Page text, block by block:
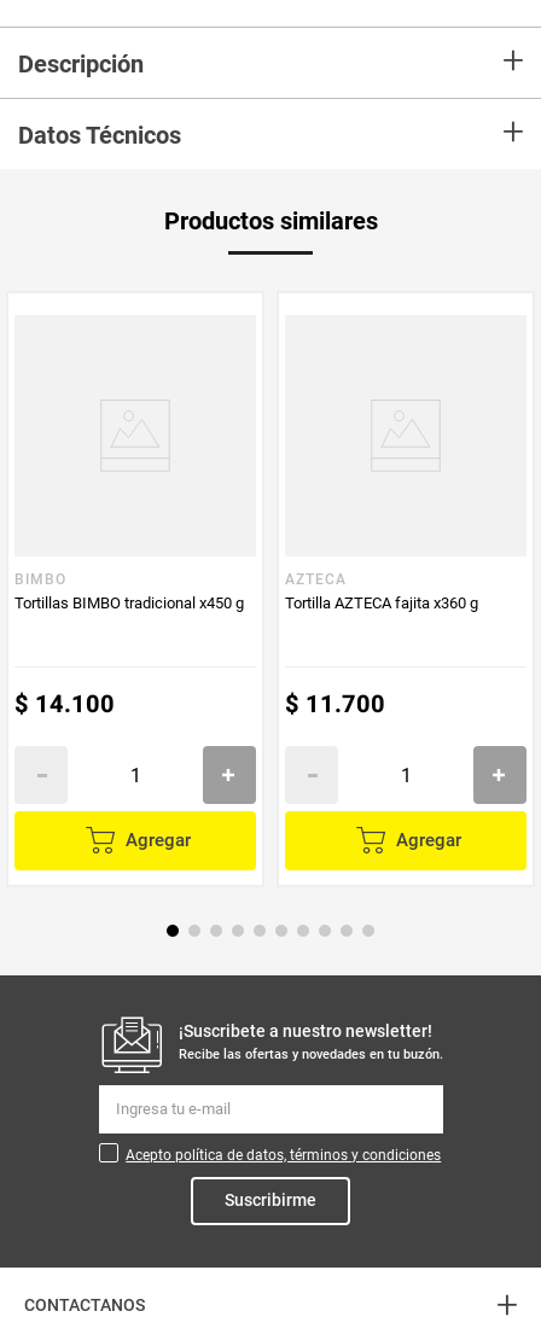
Descripción +
Datos Técnicos +
Producto (kg)
Productos similares
BIMBO
Tortillas BIMBO tradicional x450 g
$ 14.100
Agregar
AZTECA
Tortilla AZTECA fajita x360 g
$ 11.700
Agregar
¡Suscribete a nuestro newsletter!
Recibe las ofertas y novedades en tu buzón.
Acepto política de datos, términos y condiciones
Suscribirme
CONTACTANOS +